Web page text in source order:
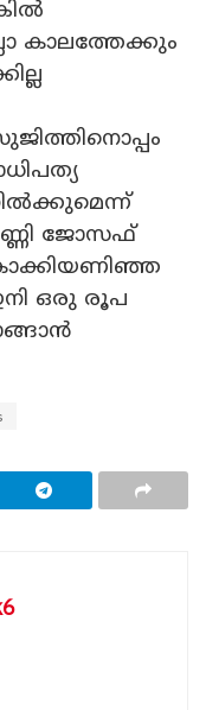
കാലത്തേക്കും
ജോസഫ്
ഒരു രൂപ